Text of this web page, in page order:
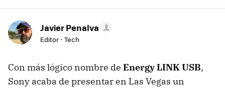
Javier Penalva
Editor - Tech
Con más lógico nombre de Energy LINK USB,
Sony acaba de presentar en Las Vegas un